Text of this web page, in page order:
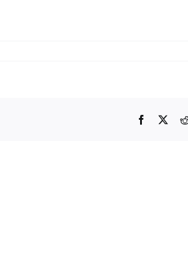
Facebook
X